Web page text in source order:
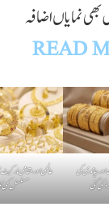
بھی نمایاں اضافہ
READ
اور چاندی کی
کی گئی
عالمی اور مقامی
مسلسل کمی